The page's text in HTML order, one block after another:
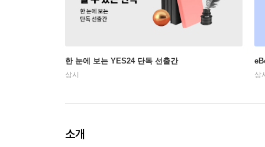
한 눈에 보는 YES24 단독 선출간
상시 상
소개